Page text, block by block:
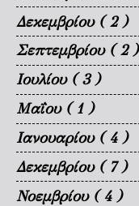
Δεκεμβρίου ( 2 )
Σεπτεμβρίου ( 2 )
Ιουλίου ( 3 )
Μαΐου ( 1 )
Ιανουαρίου ( 4 )
Δεκεμβρίου ( 7 )
Νοεμβρίου ( 4 )